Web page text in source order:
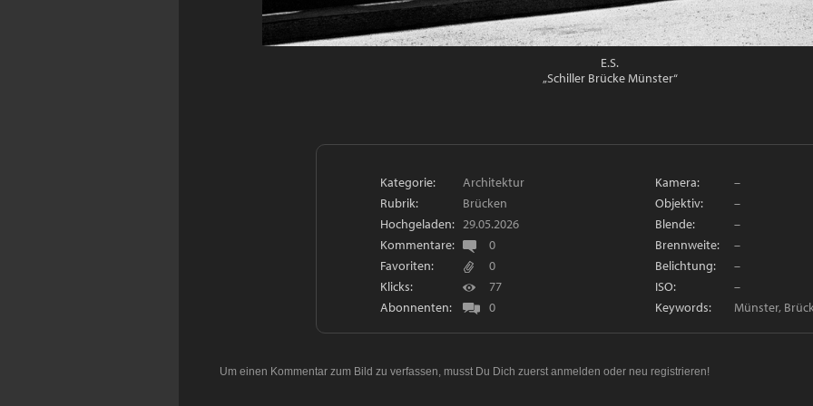
E.S.
„Schiller Brücke Münster“
Kategorie:
Architektur
Rubrik:
Brücken
Hochgeladen: 29.05.2026
Kommentare:
0
Favoriten:
0
Klicks:
77
Abonnenten:
0
Kamera:
–
Objektiv:
–
Blende:
–
Brennweite:
–
Belichtung:
–
ISO:
–
Keywords:
Münster,
Um einen Kommentar zum Bild zu verfassen, musst Du Dich zuerst anmelden oder neu registrieren!